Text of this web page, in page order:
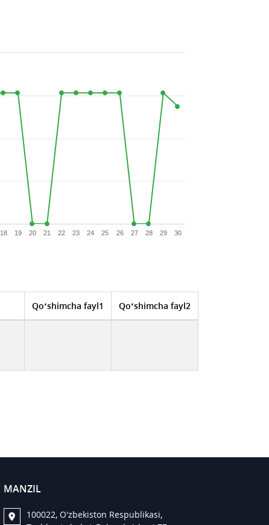
18 19 20 21 22 23 24 25 26 27 28 29 30
Qo‘shimcha fayl1 Qo‘shimcha fayl2
MANZIL
100022, O'zbekiston Respublikasi,